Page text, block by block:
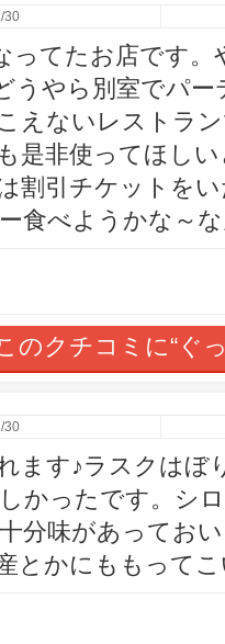
30
ってたお店です
うやら別室でパ
えないレストラ
是非使ってほし
割引チケットを
食べようかな～
のクチコミに“ぐ
30
ます♪ラスクは
かったです。シ
分味があってお
とかにももって